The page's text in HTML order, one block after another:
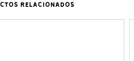
RELACIONADOS